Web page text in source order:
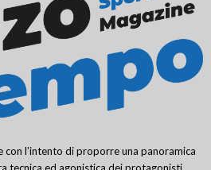
con l’intento di proporre una panoramica
tecnica ed agonistica dei protagonisti,